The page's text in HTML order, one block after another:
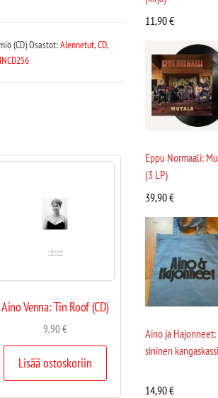
(CD)Osastot:Alennetut,CD,
Aino Venna: Tin Roof (CD)
9,90€
Lisää ostoskoriin
11,90€
Eppu Normaali:
(3 LP)
39,90€
Aino ja Hajonneet:
sininen kangaskassi
14,90€